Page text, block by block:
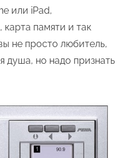
или iPad,
памяти и так
не просто любитель,
душа, но надо признать